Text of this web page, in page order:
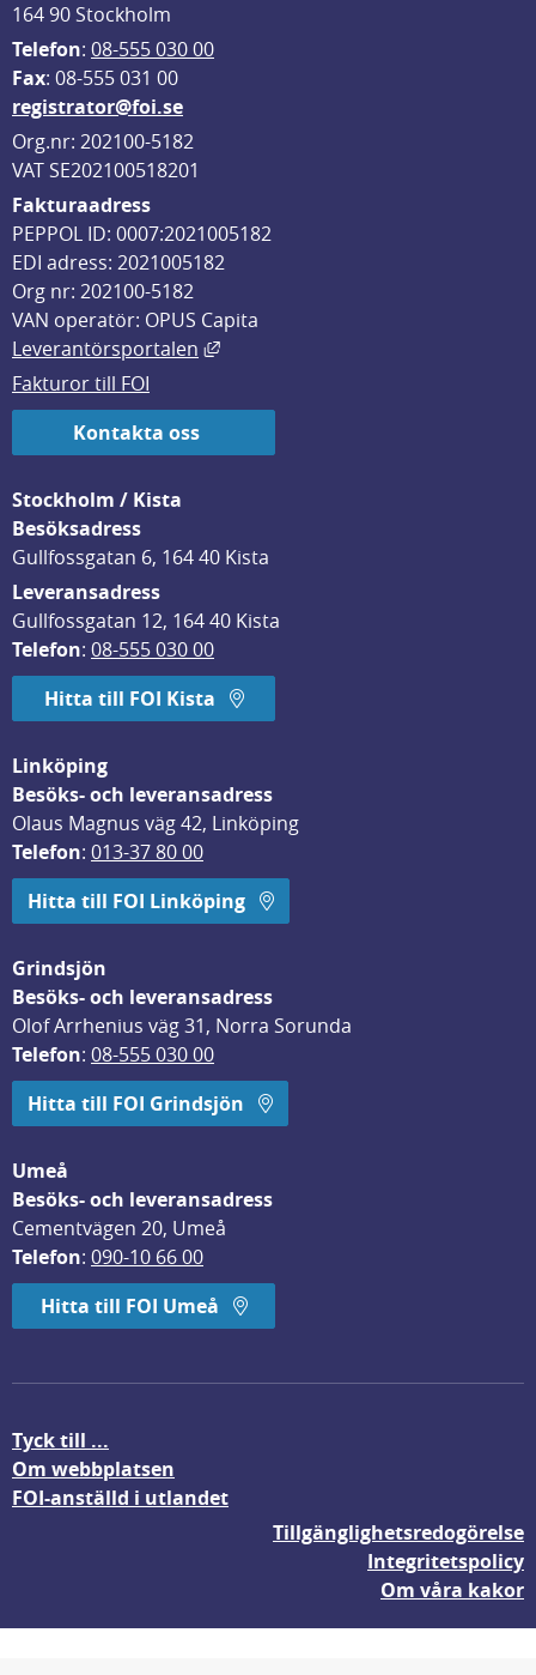
164 90 Stockholm
Telefon: 08-555 030 00
Fax: 08-555 031 00
registrator@foi.se
Org.nr: 202100-5182
VAT SE202100518201
Fakturaadress
PEPPOL ID: 0007:2021005182
EDI adress: 2021005182
Org nr: 202100-5182
VAN operatör: OPUS Capita
Leverantörsportalen
Länk till annan webbplats, öppnas
Fakturor till FOI
Kontakta oss
Stockholm / Kista
Besöksadress
Gullfossgatan 6, 164 40 Kista
Leveransadress
Gullfossgatan 12, 164 40 Kista
Telefon: 08-555 030 00
Hitta till FOI Kista
Linköping
Besöks- och leveransadress
Olaus Magnus väg 42, Linköping
Telefon: 013-37 80 00
Hitta till FOI Linköping
Grindsjön
Besöks- och leveransadress
Olof Arrhenius väg 31, Norra Sorunda
Telefon: 08-555 030 00
Hitta till FOI Grindsjön
Umeå
Besöks- och leveransadress
Cementvägen 20, Umeå
Telefon: 090-10 66 00
Hitta till FOI Umeå
Tyck till ...
Om webbplatsen
FOI-anställd i utlandet
Tillgänglighetsredogörelse
Integritetspolicy
Om våra kakor